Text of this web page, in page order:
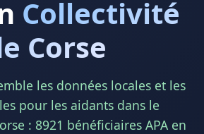
Collectivité
Corse
les données locales et les
pour les aidants dans le
: 8921 bénéficiaires APA en